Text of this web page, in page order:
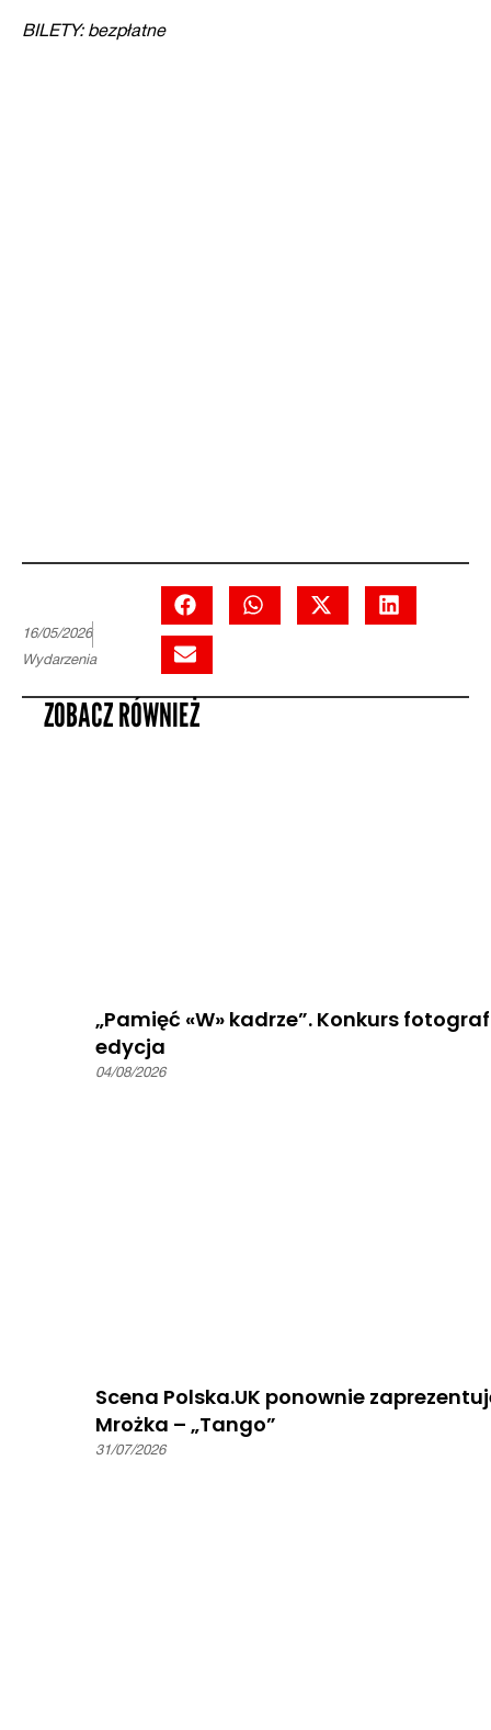
BILETY: bezpłatne
16/05/2026
Wydarzenia
ZOBACZ RÓWNIEŻ
„Pamięć «W» kadrze”. Konkurs
edycja
04/08/2026
Scena Polska.UK ponownie
Mrożka – „Tango”
31/07/2026